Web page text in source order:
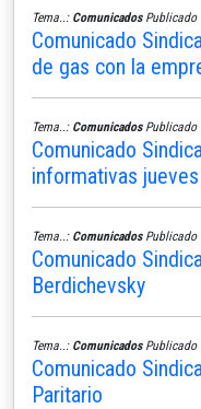
Tema..: ComunicadosPublicado
Comunicado
de gas con la
Tema..: ComunicadosPublicado
Comunicado
informativas
Tema..: ComunicadosPublicado
Comunicado
Berdichevsky
Tema..: ComunicadosPublicado
Comunicado
Paritario